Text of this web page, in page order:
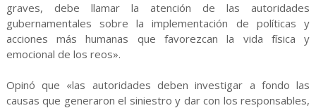
graves, debe llamar la atención de las autoridades
gubernamentales sobre la implementación de políticas y
acciones más humanas que favorezcan la vida física y
emocional de los reos».
Opinó que «las autoridades deben investigar a fondo las
causas que generaron el siniestro y dar con los responsables,